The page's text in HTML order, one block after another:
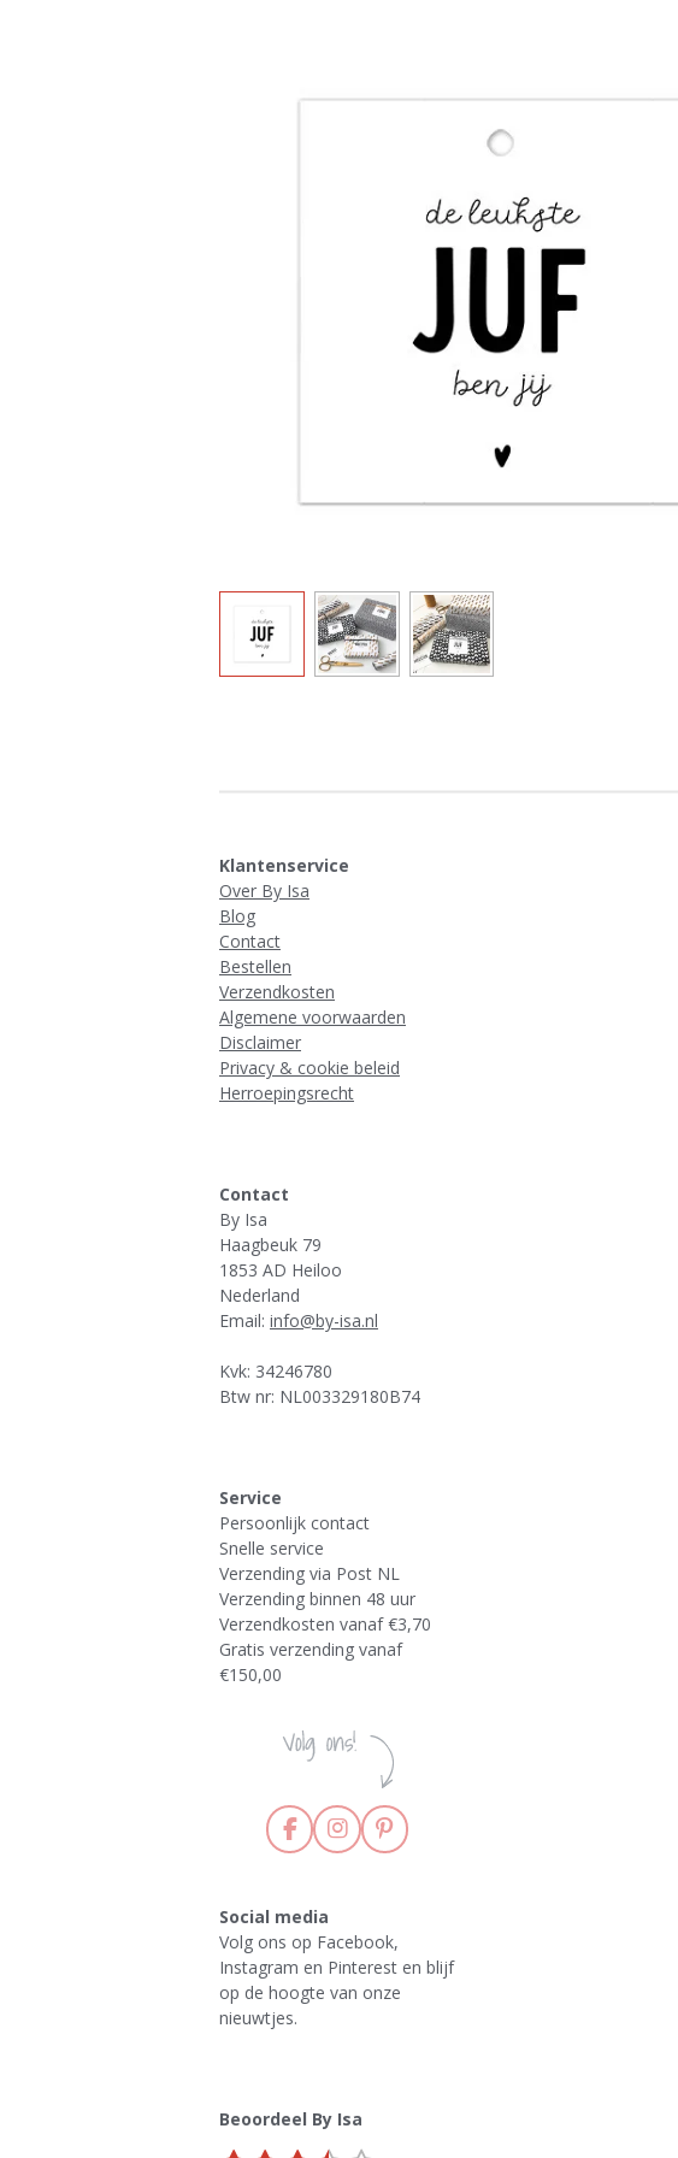
Klantenservice
Over By Isa
Blog
Contact
Bestellen
Verzendkosten
Algemene voorwaarden
Disclaimer
Privacy & cookie beleid
Herroepingsrecht
Contact
By Isa
Haagbeuk 79
1853 AD Heiloo
Nederland
Email: info@by-isa.nl
Kvk: 34246780
Btw nr: NL003329180B74
Service
Persoonlijk contact
Snelle service
Verzending via Post NL
Verzending binnen 48 uur
Verzendkosten vanaf €3,70
Gratis verzending vanaf
€150,00
F
a
b
o
o
k
I
n
g
r
a
P
i
r
e
s
Social media
Volg ons op Facebook,
Instagram en Pinterest en blijf
op de hoogte van onze
nieuwtjes.
Beoordeel By Isa